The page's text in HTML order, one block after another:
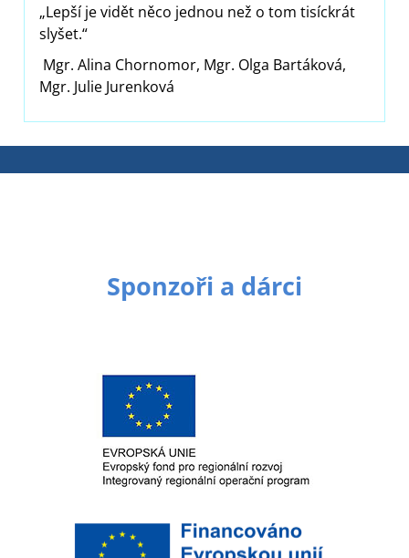
„Lepší je vidět něco jednou než o tom tisíckrát
slyšet.“
Mgr. Alina Chornomor, Mgr. Olga Bartáková,
Mgr. Julie Jurenková
Sponzoři a dárci